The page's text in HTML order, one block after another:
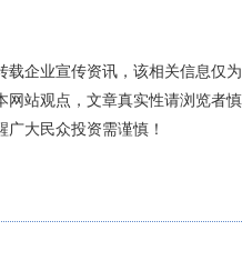
载企业宣传资讯，该相关信息仅为
网站观点，文章真实性请浏览者慎
大民众投资需谨慎！